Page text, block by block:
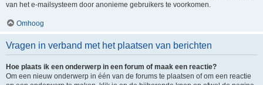
van het e-mailsysteem door anonieme gebruikers te voorkomen.
Omhoog
Vragen in verband met het plaatsen van berichten
Hoe plaats ik een onderwerp in een forum of maak een reactie?
Om een nieuw onderwerp in één van de forums te plaatsen of om een reactie